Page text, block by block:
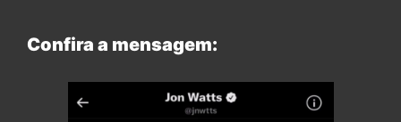
Confira a mensagem: